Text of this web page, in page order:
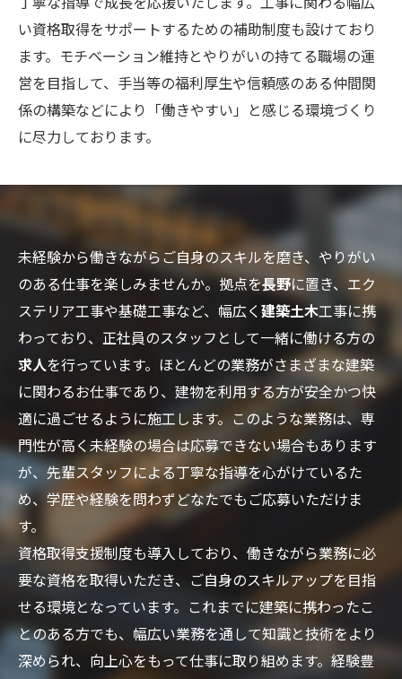
い資格取得をサポートするための補助制度も設けており
ます。モチベーション維持とやりがいの持てる職場の運
営を目指して、手当等の福利厚生や信頼感のある仲間関
係の構築などにより「働きやすい」と感じる環境づくり
に尽力しております。
未経験から働きながらご自身のスキルを磨き、やりがい
のある仕事を楽しみませんか。拠点を長野に置き、エク
ステリア工事や基礎工事など、幅広く建築土木工事に携
わっており、正社員のスタッフとして一緒に働ける方の
求人を行っています。ほとんどの業務がさまざまな建築
に関わるお仕事であり、建物を利用する方が安全かつ快
適に過ごせるように施工します。このような業務は、専
門性が高く未経験の場合は応募できない場合もあります
が、先輩スタッフによる丁寧な指導を心がけているた
め、学歴や経験を問わずどなたでもご応募いただけま
す。
資格取得支援制度も導入しており、働きながら業務に必
要な資格を取得いただき、ご自身のスキルアップを目指
せる環境となっています。これまでに建築に携わったこ
とのある方でも、幅広い業務を通して知識と技術をより
深められ、向上心をもって仕事に取り組めます。経験豊